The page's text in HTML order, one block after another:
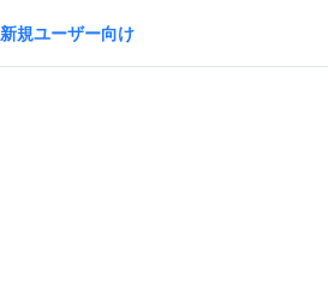
新規ユーザー向け